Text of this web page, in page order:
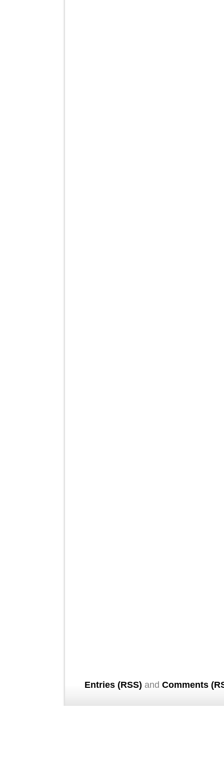
Entries (RSS) and Comments